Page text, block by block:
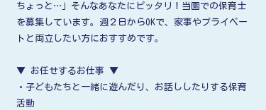
ちょっと…」そんなあなたにピッタリ！当園での保育士
を募集しています。週２日からOKで、家事やプライベー
トと両立したい方におすすめです。
▼ お任せするお仕事 ▼
・子どもたちと一緒に遊んだり、お話ししたりする保育
活動